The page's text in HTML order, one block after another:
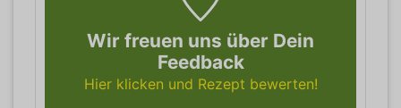
Wir freuen uns über Dein
Feedback
Hier klicken und Rezept bewerten!